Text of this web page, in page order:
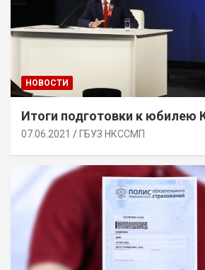
НОВОСТИ
Итоги подготовки к юбилею
07.06.2021 ГБУЗ НКССМП